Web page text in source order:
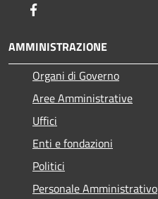
AMMINISTRAZIONE
Organi di Governo
Aree Amministrative
Uffici
Enti e fondazioni
Politici
Personale Amministrativo